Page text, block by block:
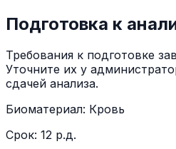
Подготовка к
Требования к подготовке
Уточните их у
сдачей анализа.
Биоматериал: Кровь
Срок: 12 р.д.